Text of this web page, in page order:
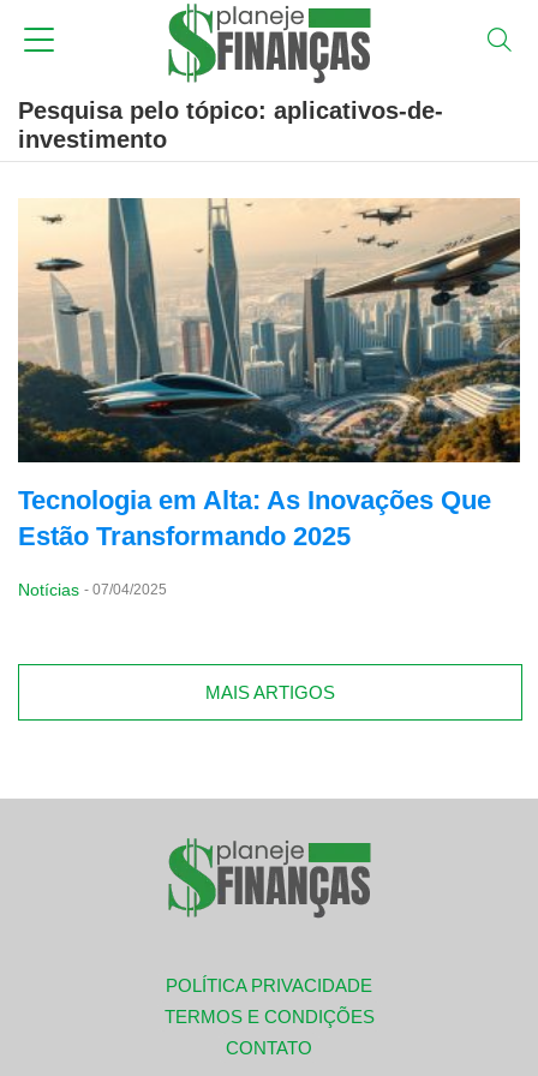
Pesquisa pelo tópico: aplicativos-de-
investimento
Tecnologia em Alta: As Inovações Que
Estão Transformando 2025
Notícias - 07/04/2025
MAIS ARTIGOS
POLÍTICA PRIVACIDADE
TERMOS E CONDIÇÕES
CONTATO